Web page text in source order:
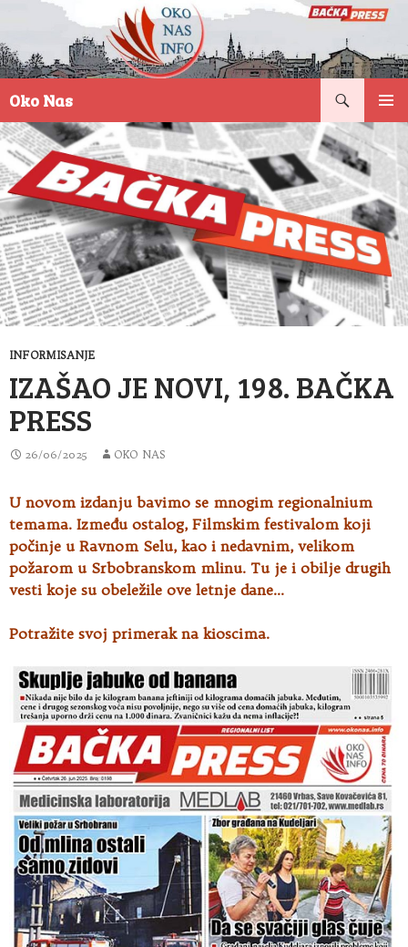
Oko Nas
NA
SADRŽAJ
INFORMISANJE
IZAŠAO JE NOVI, 198. BAČKA
PRESS
26/06/2025 OKO NAS
U novom izdanju bavimo se mnogim regionalnium
temama. Između ostalog, Filmskim festivalom koji
počinje u Ravnom Selu, kao i nedavnim, velikom
požarom u Srbobranskom mlinu. Tu je i obilje drugih
vesti koje su obeležile ove letnje dane…
Potražite svoj primerak na kioscima.